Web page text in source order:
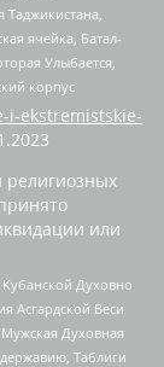
ячейка, Батал-
Улыбается,
корпус
i-ekstremistskie-
или
Духовно
Асгардской Веси
Духовная
Таблиги